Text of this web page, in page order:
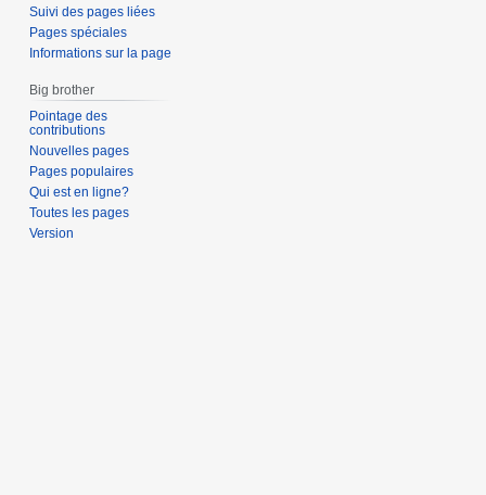
Suivi des pages liées
Pages spéciales
Informations sur la page
Big brother
Pointage des
contributions
Nouvelles pages
Pages populaires
Qui est en ligne?
Toutes les pages
Version